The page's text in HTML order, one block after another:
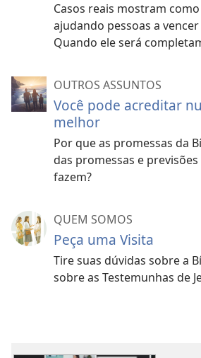
Casos reais mostram
ajudando pessoas a
Quando ele será
OUTROS ASSUNTOS
Você pode acreditar
melhor
Por que as promessas da
das promessas e
fazem?
QUEM SOMOS
Peça uma Visita
Tire suas dúvidas sobre a
sobre as Testemunhas de